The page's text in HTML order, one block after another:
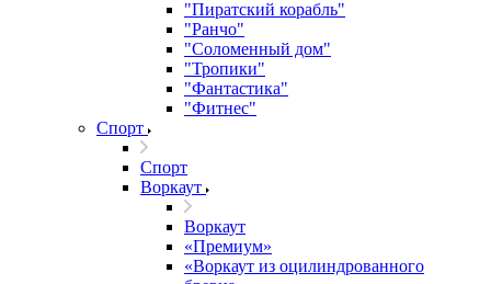
"Пиратский корабль"
"Ранчо"
"Соломенный дом"
"Тропики"
"Фантастика"
"Фитнес"
Спорт
Спорт
Воркаут
Воркаут
«Премиум»
«Воркаут из оцилиндрованного